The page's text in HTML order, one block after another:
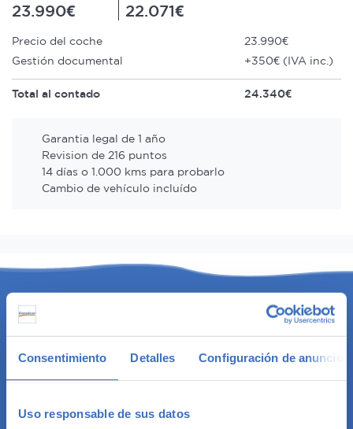
Consentimiento Detalles Configuración de anuncios
Uso responsable de sus datos
23.990€ 22.071€
Precio del coche
23.990€
Gestión documental
+350€ (IVA inc.)
Total al contado 24.340€
Garantia legal de 1 año
Revision de 216 puntos
14 días o 1.000 kms para probarlo
Cambio de vehículo incluído
Coches de ocasión
Coches usados baratos
Coches seminuevos